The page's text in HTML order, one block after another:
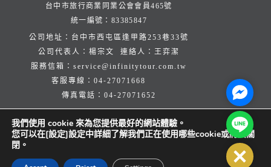
台中市旅行商業同業公會會員465號
統一編號：83385847
公司地址：台中市西屯區逢甲路253巷33號
公司代表人：楊宗文 連絡人：王弈潔
服務信箱： service@infinitytour.com.tw
客服專線： 04-27071668
傳真電話： 04-27071652
我們使用 cookie 來為您提供最好的網站體驗。
您可以在[設定]設定中詳細了解我們正在使用哪些cookie或將其關
閉。
Line@
Close